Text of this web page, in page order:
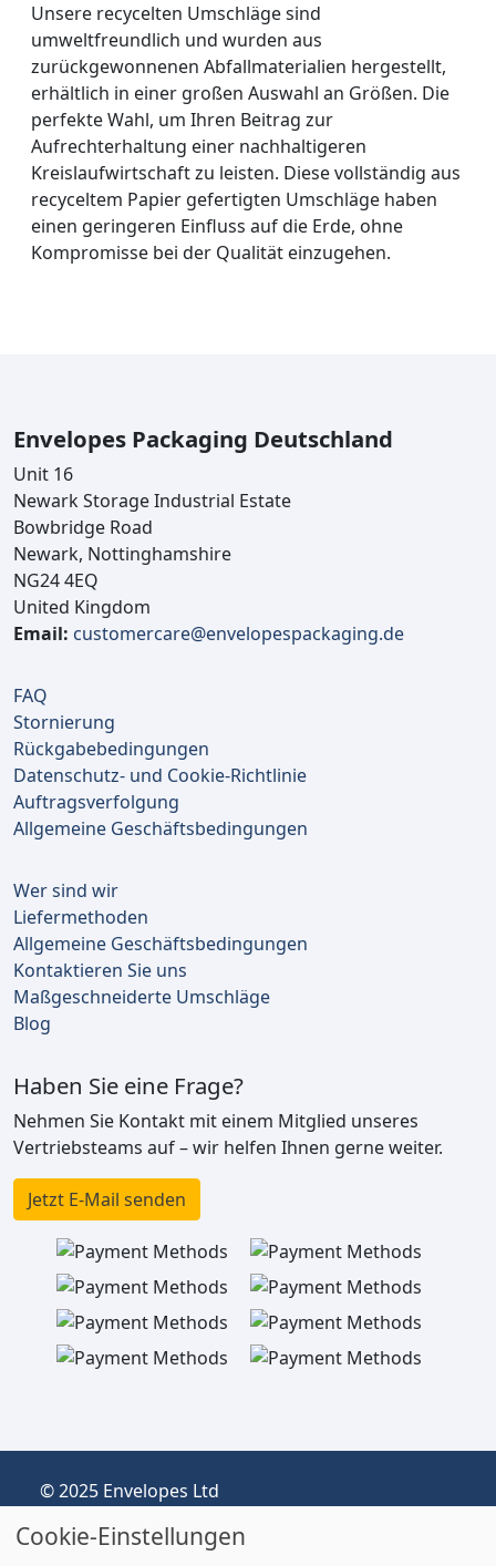
Unsere recycelten Umschläge sind
umweltfreundlich und wurden aus
zurückgewonnenen Abfallmaterialien hergestellt,
erhältlich in einer großen Auswahl an Größen. Die
perfekte Wahl, um Ihren Beitrag zur
Aufrechterhaltung einer nachhaltigeren
Kreislaufwirtschaft zu leisten. Diese vollständig aus
recyceltem Papier gefertigten Umschläge haben
einen geringeren Einfluss auf die Erde, ohne
Kompromisse bei der Qualität einzugehen.
Envelopes Packaging Deutschland
Unit 16
Newark Storage Industrial Estate
Bowbridge Road
Newark, Nottinghamshire
NG24 4EQ
United Kingdom
Email: customercare@envelopespackaging.de
FAQ
Stornierung
Rückgabebedingungen
Datenschutz- und Cookie-Richtlinie
Auftragsverfolgung
Allgemeine Geschäftsbedingungen
Wer sind wir
Liefermethoden
Allgemeine Geschäftsbedingungen
Kontaktieren Sie uns
Maßgeschneiderte Umschläge
Blog
Haben Sie eine Frage?
Nehmen Sie Kontakt mit einem Mitglied unseres
Vertriebsteams auf – wir helfen Ihnen gerne weiter.
Jetzt E-Mail senden
© 2025 Envelopes Ltd
Königreich, Firmen-Nr.: 03551387
Cookie-Einstellungen